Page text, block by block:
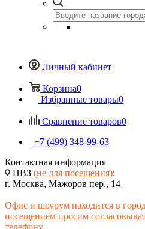
Личный кабинет
Корзина0
Избранные товары0
Сравнение товаров0
+7 (499) 348-99-63
Контактная информация
ПВЗ (не для посещения):
г. Москва, Мажоров пер., 14
Офис и шоурум находится в
посещением просим
телефону.